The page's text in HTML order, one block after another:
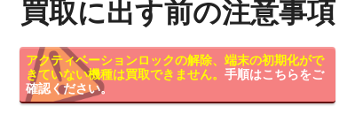
買取に出す前の注意事項
アクティベーションロックの解除、端末の初期化がで
きていない機種は買取できません。 手順はこちらをご
確認ください。